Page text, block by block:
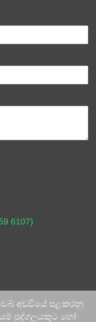
6107)
වෙබ් අඩවියේ පළකරනු
පුද්ගලයකුට හෝ